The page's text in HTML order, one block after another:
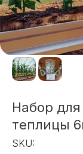
Набор
теплицы
SKU: